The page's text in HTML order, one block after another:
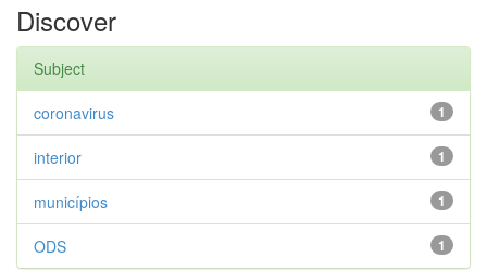
Discover
Subject
1
coronavirus
1
interior
1
municípios
1
ODS